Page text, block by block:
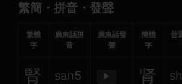
繁簡・拼音・發聲
繁體
字
廣東話拼
音
廣東話發
聲
簡體
字
普
腎 san5 ▶ 肾